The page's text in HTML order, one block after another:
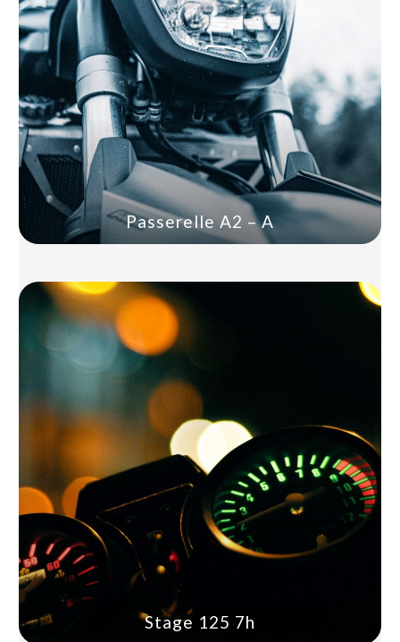
Passerelle A2 – A
Stage 125 7h